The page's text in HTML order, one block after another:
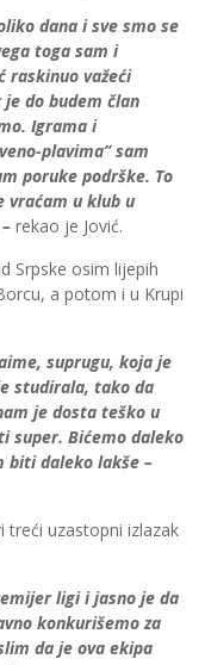
dana i sve smo se
toga sam i
raskinuo važeći
do budem član
Igrama i
plavima” sam
poruke podrške. To
vraćam u klub u
rekao je Jović.
Srpske osim lijepih
a potom i u Krupi
suprugu, koja je
studirala, tako da
je dosta teško u
super. Bićemo daleko
biti daleko lakše –
treći uzastopni izlazak
ligi i jasno je da
konkurišemo za
da je ova ekipa